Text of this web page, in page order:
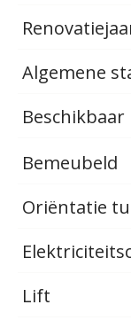
Algemene
Beschikbaar
Bemeubeld
Oriëntatie
Lift